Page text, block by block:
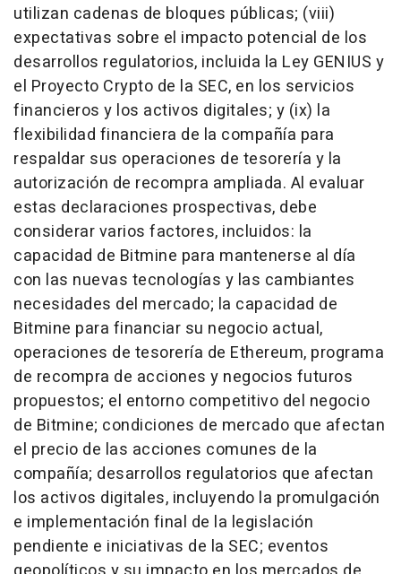
utilizan cadenas de bloques públicas; (viii)
expectativas sobre el impacto potencial de los
desarrollos regulatorios, incluida la Ley GENIUS y
el Proyecto Crypto de la SEC, en los servicios
financieros y los activos digitales; y (ix) la
flexibilidad financiera de la compañía para
respaldar sus operaciones de tesorería y la
autorización de recompra ampliada. Al evaluar
estas declaraciones prospectivas, debe
considerar varios factores, incluidos: la
capacidad de Bitmine para mantenerse al día
con las nuevas tecnologías y las cambiantes
necesidades del mercado; la capacidad de
Bitmine para financiar su negocio actual,
operaciones de tesorería de Ethereum, programa
de recompra de acciones y negocios futuros
propuestos; el entorno competitivo del negocio
de Bitmine; condiciones de mercado que afectan
el precio de las acciones comunes de la
compañía; desarrollos regulatorios que afectan
los activos digitales, incluyendo la promulgación
e implementación final de la legislación
pendiente e iniciativas de la SEC; eventos